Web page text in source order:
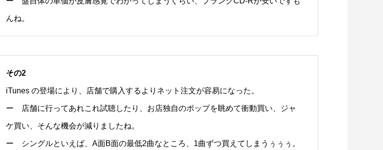
んね。
その2
iTunes の登場により、店舗で購入するよりネット注文が容易になった。
ー 店舗に行ってあれこれ試聴したり、お店独自のポップを眺めて衝動買い、ジャ
ケ買い、そんな機会が減りましたね。
ー シングルといえば、A面B面の最低2曲なところ、1曲ずつ買えてしまうぅぅぅ。
の暇人は見てみましょ...
ん映画「壁の女」～